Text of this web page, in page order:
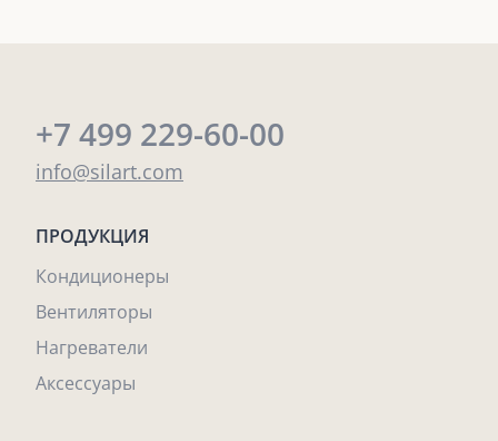
+7 499 229-60-00
info@silart.com
ПРОДУКЦИЯ
Кондиционеры
Вентиляторы
Нагреватели
Аксессуары